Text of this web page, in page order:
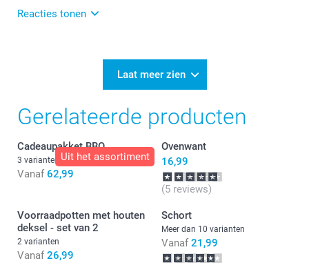
Reacties tonen
Wat ontzettend fijn dat je blij bent met je nieuwe
Laat meer zien
Gerelateerde producten
Uit het assortiment
Cadeaupakket BBQ
3 varianten
Vanaf 62,99
Ovenwant
16,99
(5 reviews)
Voorraadpotten met houten
deksel - set van 2
2 varianten
Vanaf 26,99
Schort
Meer dan 10 varianten
Vanaf 21,99